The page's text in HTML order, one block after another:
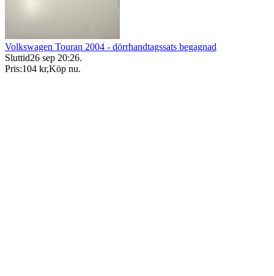
Volkswagen Touran 2004 - dörrhandtagssats begagnad
Sluttid26 sep 20:26.
Pris:104 kr,Köp nu.